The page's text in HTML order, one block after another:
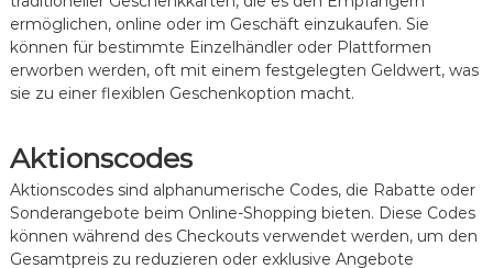
ermöglichen, online oder im Geschäft einzukaufen. Sie
können für bestimmte Einzelhändler oder Plattformen
erworben werden, oft mit einem festgelegten Geldwert, was
sie zu einer flexiblen Geschenkoption macht.
Aktionscodes
Aktionscodes sind alphanumerische Codes, die Rabatte oder
Sonderangebote beim Online-Shopping bieten. Diese Codes
können während des Checkouts verwendet werden, um den
Gesamtpreis zu reduzieren oder exklusive Angebote